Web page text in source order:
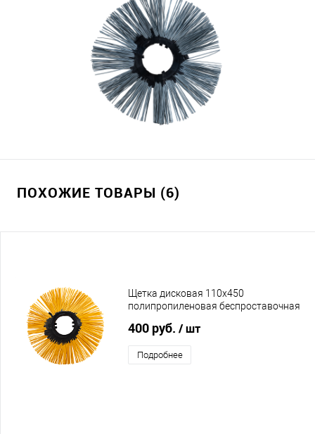
ПОХОЖИЕ ТОВАРЫ (6)
Щетка дисковая 110х450
полипропиленовая беспроставочная
400 руб. / шт
Подробнее